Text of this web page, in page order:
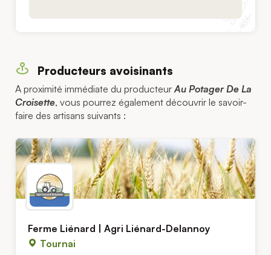
Producteurs avoisinants
A proximité immédiate du producteur Au Potager De La
Croisette, vous pourrez également découvrir le savoir-
faire des artisans suivants :
Ferme Liénard | Agri Liénard-Delannoy
Tournai